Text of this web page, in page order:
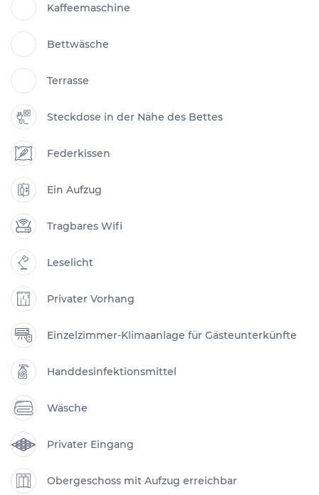
Kaffeemaschine
Bettwäsche
Terrasse
Steckdose in der Nähe des Bettes
Federkissen
Ein Aufzug
Tragbares Wifi
Leselicht
Privater Vorhang
Einzelzimmer-Klimaanlage für Gästeunterkünfte
Handdesinfektionsmittel
Wäsche
Privater Eingang
Obergeschoss mit Aufzug erreichbar